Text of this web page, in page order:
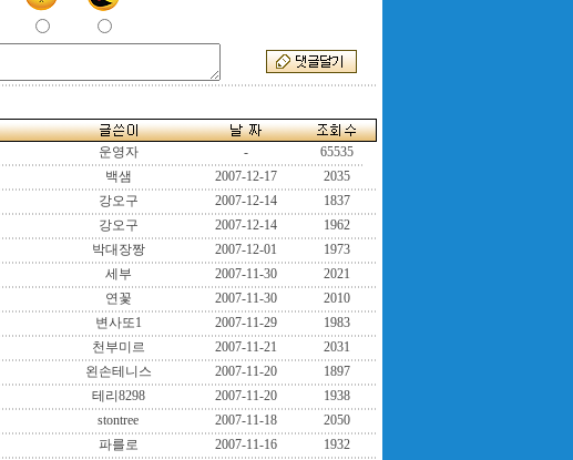
운영자 -
65535
백샘 2007-12-17
2035
강오구 2007-12-14
1837
강오구 2007-12-14
1962
박대장짱 2007-12-01
1973
세부 2007-11-30
2021
연꽃 2007-11-30
2010
변사또1 2007-11-29
1983
천부미르 2007-11-21
2031
왼손테니스 2007-11-20
1897
테리8298 2007-11-20
1938
stontree 2007-11-18
2050
파를로 2007-11-16 1932